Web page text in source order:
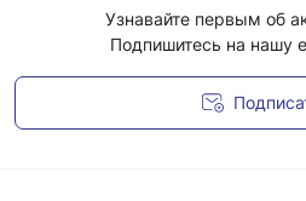
Узнавайте первым об
Подпишитесь на нашу